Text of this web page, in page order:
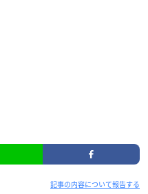
記事の内容について報告する